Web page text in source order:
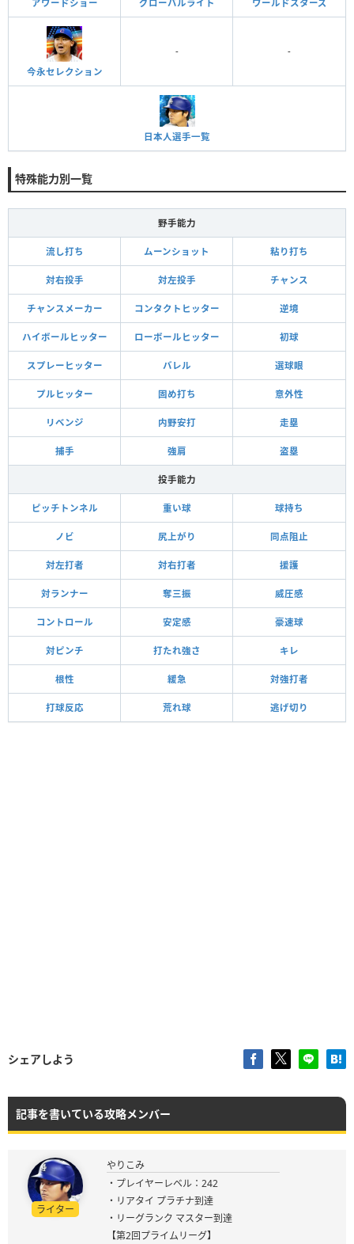
アワードショー グローバルライト ワールドスターズ
今永セレクション
- -
日本人選手一覧
特殊能力別一覧
野手能力
流し打ち ムーンショット 粘り打ち
対右投手 対左投手 チャンス
チャンスメーカー コンタクトヒッター 逆境
ハイボールヒッター ローボールヒッター 初球
スプレーヒッター バレル 選球眼
プルヒッター 固め打ち 意外性
リベンジ 内野安打 走塁
捕手 強肩 盗塁
投手能力
ピッチトンネル 重い球 球持ち
ノビ 尻上がり 同点阻止
対左打者 対右打者 援護
対ランナー 奪三振 威圧感
コントロール 安定感 豪速球
対ピンチ 打たれ強さ キレ
根性 緩急 対強打者
打球反応 荒れ球 逃げ切り
シェアしよう
記事を書いている攻略メンバー
ライター
やりこみ
・プレイヤーレベル：242
・リアタイ プラチナ到達
・リーグランク マスター到達
【第2回プライムリーグ】